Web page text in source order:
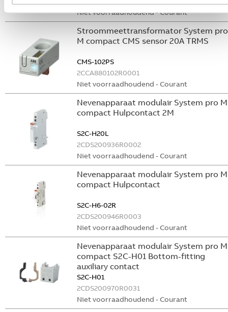
Niet voorraadhoudend - Courant
Stroommeettransformator System pro
M compact CMS sensor 20A TRMS
CMS-102PS
2CCA880102R0001
Niet voorraadhoudend - Courant
Nevenapparaat modulair System pro M
compact Hulpcontact 2M
S2C-H20L
2CDS200936R0002
Niet voorraadhoudend - Courant
Nevenapparaat modulair System pro M
compact Hulpcontact
S2C-H6-02R
2CDS200946R0003
Niet voorraadhoudend - Courant
Nevenapparaat modulair System pro M
compact S2C-H01 Bottom-fitting
auxiliary contact
S2C-H01
2CDS200970R0031
Niet voorraadhoudend - Courant